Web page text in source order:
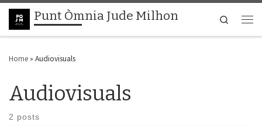
Skip to content
Punt Òmnia Jude Milhon
Search
Home » Audiovisuals
Audiovisuals
2 posts